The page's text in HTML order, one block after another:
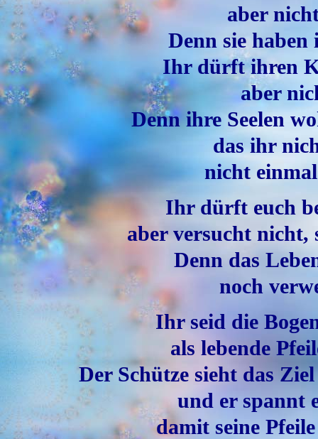
aber
Denn sie haben
Ihr dürft ihren
aber
Denn ihre Seelen
das ihr
nicht
Ihr dürft euch
aber versucht nicht,
Denn das
noch
Ihr seid die
als lebende
Der Schütze sieht das
und er spannt
damit seine